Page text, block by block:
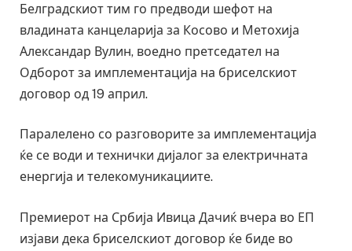
Белградскиот тим го предводи шефот на
владината канцеларија за Косово и Метохија
Александар Вулин, воедно претседател на
Одборот за имплементација на бриселскиот
договор од 19 април.
Паралелено со разговорите за имплементација
ќе се води и технички дијалог за електричната
енергија и телекомуникациите.
Премиерот на Србија Ивица Дачиќ вчера во ЕП
изјави дека бриселскиот договор ќе биде во